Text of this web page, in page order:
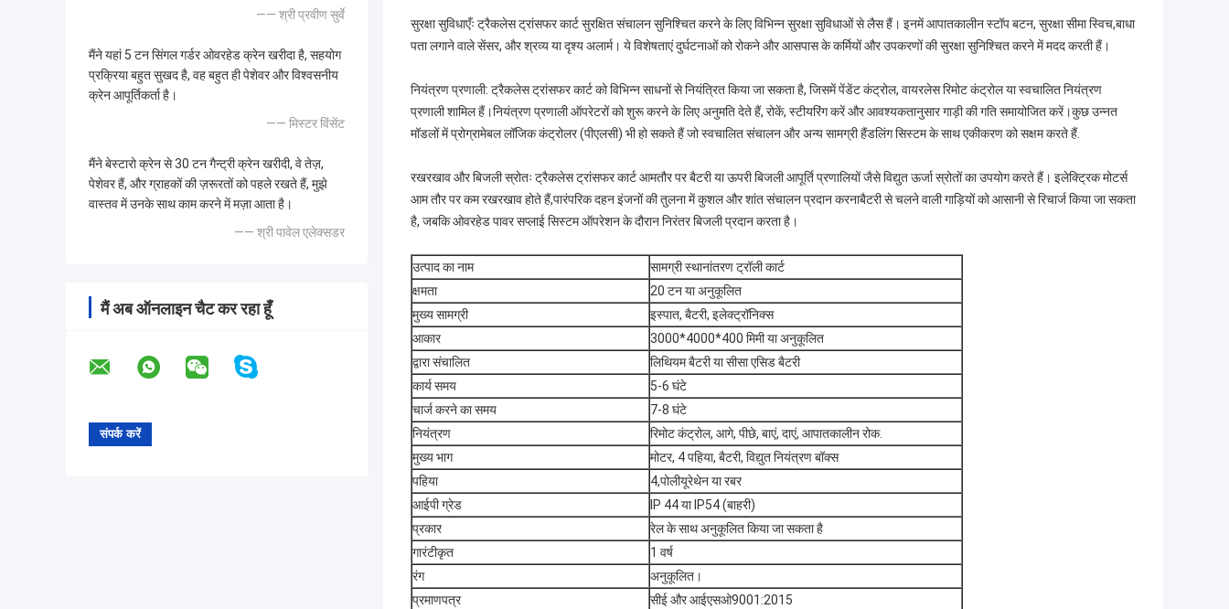
—— श्री प्रवीण सुर्वे
मैंने यहां 5 टन सिंगल गर्डर ओवरहेड क्रेन खरीदा है, सहयोग
प्रक्रिया बहुत सुखद है, वह बहुत ही पेशेवर और विश्वसनीय
क्रेन आपूर्तिकर्ता है।
—— मिस्टर विंसेंट
मैंने बेस्टारो क्रेन से 30 टन गैन्ट्री क्रेन खरीदी, वे तेज़,
पेशेवर हैं, और ग्राहकों की ज़रूरतों को पहले रखते हैं, मुझे
वास्तव में उनके साथ काम करने में मज़ा आता है।
—— श्री पावेल एलेक्सडर
मैं अब ऑनलाइन चैट कर रहा हूँ
सुरक्षा सुविधाएँः ट्रैकलेस ट्रांसफर कार्ट सुरक्षित संचालन सुनिश्चित करने के लिए विभिन्न सुरक्षा सुविधाओं से लैस हैं। इनमें आपातकालीन स्टॉप बटन, सुरक्षा सीमा स्विच,बाधा
पता लगाने वाले सेंसर, और श्रव्य या दृश्य अलार्म। ये विशेषताएं दुर्घटनाओं को रोकने और आसपास के कर्मियों और उपकरणों की सुरक्षा सुनिश्चित करने में मदद करती हैं।
नियंत्रण प्रणाली: ट्रैकलेस ट्रांसफर कार्ट को विभिन्न साधनों से नियंत्रित किया जा सकता है, जिसमें पेंडेंट कंट्रोल, वायरलेस रिमोट कंट्रोल या स्वचालित नियंत्रण
प्रणाली शामिल हैं।नियंत्रण प्रणाली ऑपरेटरों को शुरू करने के लिए अनुमति देते हैं, रोकें, स्टीयरिंग करें और आवश्यकतानुसार गाड़ी की गति समायोजित करें।कुछ उन्नत
मॉडलों में प्रोग्रामेबल लॉजिक कंट्रोलर (पीएलसी) भी हो सकते हैं जो स्वचालित संचालन और अन्य सामग्री हैंडलिंग सिस्टम के साथ एकीकरण को सक्षम करते हैं.
रखरखाव और बिजली स्रोतः ट्रैकलेस ट्रांसफर कार्ट आमतौर पर बैटरी या ऊपरी बिजली आपूर्ति प्रणालियों जैसे विद्युत ऊर्जा स्रोतों का उपयोग करते हैं। इलेक्ट्रिक मोटर्स
आम तौर पर कम रखरखाव होते हैं,पारंपरिक दहन इंजनों की तुलना में कुशल और शांत संचालन प्रदान करनाबैटरी से चलने वाली गाड़ियों को आसानी से रिचार्ज किया जा सकता
है, जबकि ओवरहेड पावर सप्लाई सिस्टम ऑपरेशन के दौरान निरंतर बिजली प्रदान करता है।
उत्पाद का नाम
सामग्री स्थानांतरण ट्रॉली कार्ट
क्षमता
20 टन या अनुकूलित
मुख्य सामग्री
इस्पात, बैटरी, इलेक्ट्रॉनिक्स
आकार
3000*4000*400 मिमी या अनुकूलित
द्वारा संचालित
लिथियम बैटरी या सीसा एसिड बैटरी
कार्य समय
5-6 घंटे
चार्ज करने का समय
7-8 घंटे
नियंत्रण
रिमोट कंट्रोल, आगे, पीछे, बाएं, दाएं, आपातकालीन रोक.
मुख्य भाग
मोटर, 4 पहिया, बैटरी, विद्युत नियंत्रण बॉक्स
पहिया
4,पोलीयूरेथेन या रबर
आईपी ग्रेड
IP 44 या IP54 (बाहरी)
प्रकार
रेल के साथ अनुकूलित किया जा सकता है
गारंटीकृत
1 वर्ष
रंग
अनुकूलित।
प्रमाणपत्र
सीई और आईएसओ9001:2015